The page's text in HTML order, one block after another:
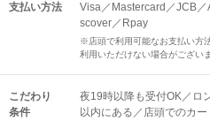
支払い方法
Visa／Mastercard／JCB
scover／Rpay
※店頭で利用可能なお支払い方
利用いただけない場合がございま
こだわり
条件
夜19時以降も受付OK／ロ
以内にある／店頭でのカ